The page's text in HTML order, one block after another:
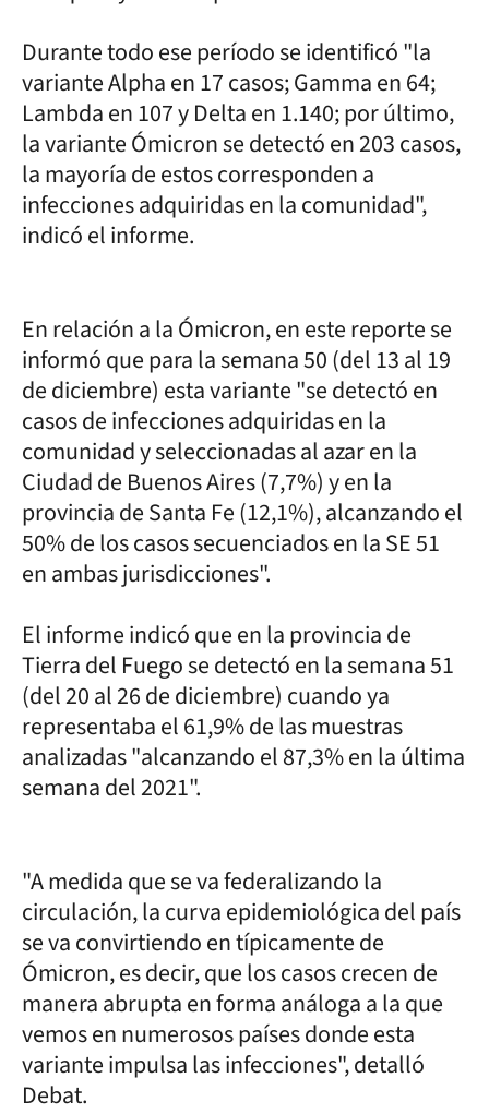
Durante todo ese período se identificó "la
variante Alpha en 17 casos; Gamma en 64;
Lambda en 107 y Delta en 1.140; por último,
la variante Ómicron se detectó en 203 casos,
la mayoría de estos corresponden a
infecciones adquiridas en la comunidad",
indicó el informe.
En relación a la Ómicron, en este reporte se
informó que para la semana 50 (del 13 al 19
de diciembre) esta variante "se detectó en
casos de infecciones adquiridas en la
comunidad y seleccionadas al azar en la
Ciudad de Buenos Aires (7,7%) y en la
provincia de Santa Fe (12,1%), alcanzando el
50% de los casos secuenciados en la SE 51
en ambas jurisdicciones".
El informe indicó que en la provincia de
Tierra del Fuego se detectó en la semana 51
(del 20 al 26 de diciembre) cuando ya
representaba el 61,9% de las muestras
analizadas "alcanzando el 87,3% en la última
semana del 2021".
"A medida que se va federalizando la
circulación, la curva epidemiológica del país
se va convirtiendo en típicamente de
Ómicron, es decir, que los casos crecen de
manera abrupta en forma análoga a la que
vemos en numerosos países donde esta
variante impulsa las infecciones", detalló
Debat.